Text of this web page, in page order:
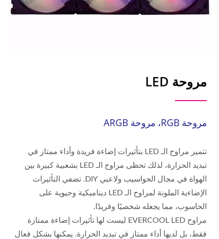
مروحة LED
مروحة RGB، مروحة ARGB
تتميز مراوح الـ LED بتأثيرات إضاءة فريدة وأداء ممتاز في
تبديد الحرارة، لذلك تحظى مراوح الـ LED بشعبية كبيرة بين
الهواة في مجال الحواسيب ولاعبي DIY. تضفي التأثيرات
الإضاءية الملونة لمراوح الـ LED ديناميكية وحيوية على
الحاسوب، مما يجعله شخصيًا وفريدًا.
مراوح EVERCOOL LED ليست لها تأثيرات إضاءة ممتازة
فقط، بل لديها أداء ممتاز في تبديد الحرارة. يمكنها بشكل فعال